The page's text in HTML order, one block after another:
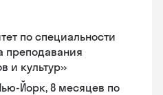
по специальности
преподавания
и культур»
Йорк, 8 месяцев по